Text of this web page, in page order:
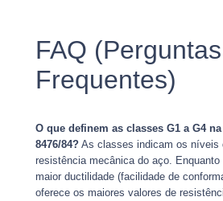
FAQ (Perguntas
Frequentes)
O que definem as classes G1 a G4
8476/84?As classes indicam os níveis
resistência mecânica do aço.
maior ductilidade (facilidade de
oferece os maiores valores de